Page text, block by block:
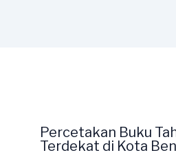
Percetakan Buku
Terdekat di Kota